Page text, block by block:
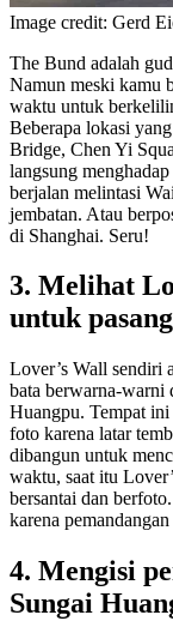
Image credit: Gerd
The Bund adalah
Namun meski kamu
waktu untuk
Beberapa lokasi
Bridge, Chen Yi
langsung
berjalan melintasi
jembatan. Atau
di Shanghai. Seru!
3. Melihat
untuk
Lover’s Wall sendiri
bata berwarna-warni
Huangpu. Tempat
foto karena latar
dibangun untuk
waktu, saat itu
bersantai dan
karena
4. Mengisi
Sungai